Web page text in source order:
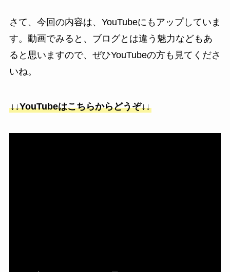
さて、今回の内容は、YouTubeにもアップしていま
す。動画でみると、ブログとは違う魅力などもあ
ると思いますので、ぜひYouTubeの方も見てくださ
いね。
↓↓YouTubeはこちらからどうぞ↓↓